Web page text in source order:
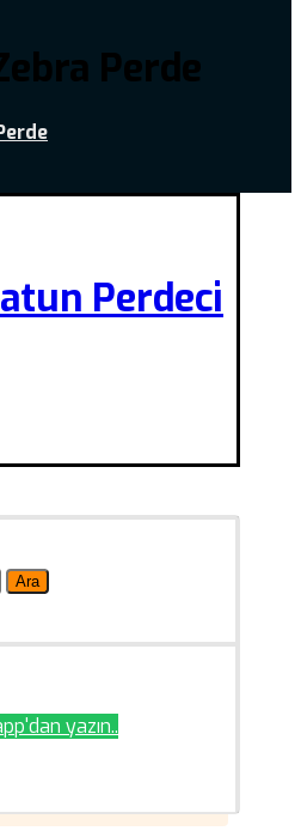
Perde
Perdeci
yazın..